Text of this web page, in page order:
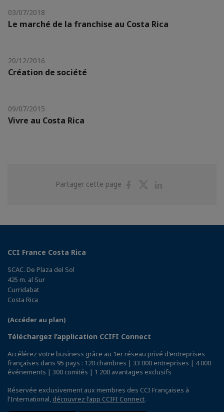
03/07/2018
Le marché de la franchise au Costa Rica
20/12/2016
Création de société
09/07/2015
Vivre au Costa Rica
Partager cette page
PartagerPartager
CCI France Costa Rica
SCAC. De Plaza del Sol
425 m. al Sur
Curridabat
Costa Rica
(Accéder au plan)
Téléchargez l’application CCIFI Connect
Accélérez votre business grâce au 1er réseau privé d'entreprises
françaises dans 95 pays : 120 chambres | 33 000 entreprises | 4 000
événements | 300 comités | 1 200 avantages exclusifs
Réservée exclusivement aux membres des CCI Françaises à
l'International, découvrez l'app CCIFI Connect.